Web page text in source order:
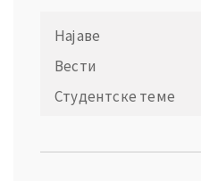
Најаве
Вести
Студентске теме